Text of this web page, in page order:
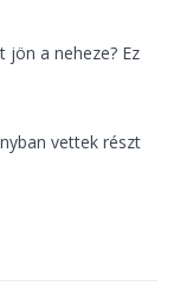
jön a neheze? Ez
vettek részt